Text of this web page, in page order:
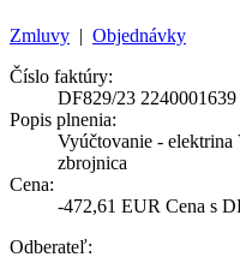
Zmluvy | Objednávky
Číslo faktúry:
DF829/23 2240001639
Popis plnenia:
Vyúčtovanie -
zbrojnica
Cena:
-472,61 EUR Cena s
Odberateľ: